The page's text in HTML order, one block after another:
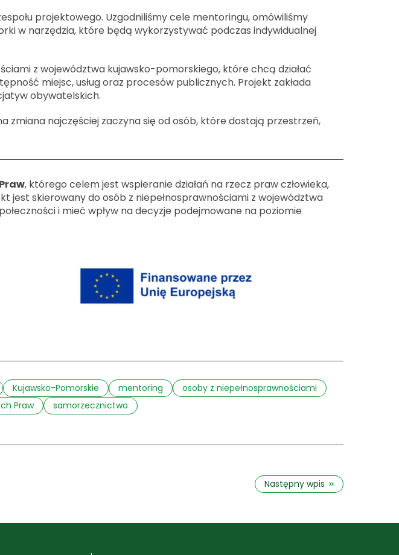
projektowego. Uzgodniliśmy cele mentoringu, omówiliśmy
w narzędzia, które będą wykorzystywać podczas indywidualnej
z województwa kujawsko-pomorskiego, które chcą działać
miejsc, usług oraz procesów publicznych. Projekt zakłada
obywatelskich.
zmiana najczęściej zaczyna się od osób, które dostają przestrzeń,
, którego celem jest wspieranie działań na rzecz praw człowieka,
jest skierowany do osób z niepełnosprawnościami z województwa
i mieć wpływ na decyzje podejmowane na poziomie
Kujawsko-Pomorskie mentoring
osoby z niepełnosprawnościami
Praw samorzecznictwo
Następny wpis »